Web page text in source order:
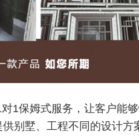
1保姆式服务，让客户能
别墅、工程不同的设计方